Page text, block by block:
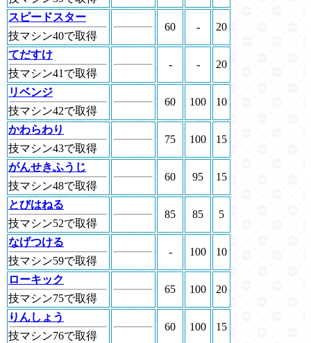
スピードスター
技マシン40で取得
60 - 20
てだすけ
技マシン41で取得
- - 20
リベンジ
技マシン42で取得
60 100 10
かわらわり
技マシン43で取得
75 100 15
がんせきふうじ
技マシン48で取得
60 95 15
とびはねる
技マシン52で取得
85 85 5
なげつける
技マシン59で取得
- 100 10
ローキック
技マシン75で取得
65 100 20
りんしょう
技マシン76で取得
60 100 15